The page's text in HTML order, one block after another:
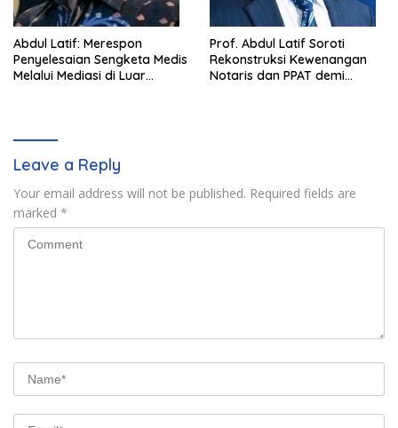
Abdul Latif: Merespon
Penyelesaian Sengketa Medis
Melalui Mediasi di Luar
Prof. Abdul Latif Soroti
Rekonstruksi Kewenangan
Notaris dan PPAT demi
Leave a Reply
Your email address will not be published. Required fields are
marked *